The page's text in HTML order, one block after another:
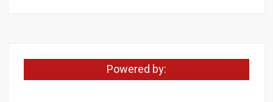
Powered by: